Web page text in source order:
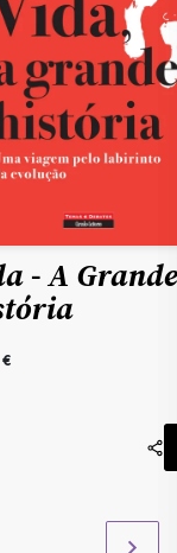
- A Grande
€